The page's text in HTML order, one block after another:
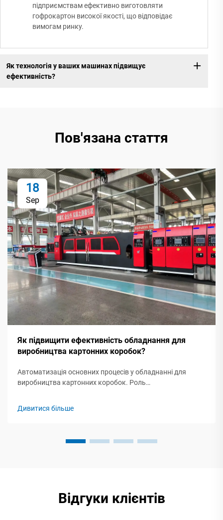
підприємствам ефективно виготовляти
гофрокартон високої якості, що відповідає
вимогам ринку.
Як технологія у ваших машинах підвищує
ефективність?
Пов'язана стаття
18
Sep
Як підвищити ефективність обладнання для
виробництва картонних коробок?
Автоматизація основних процесів у обладнанні для
виробництва картонних коробок. Роль
ефективного виробництва картонних коробок становить
Дивитися більше
Відгуки клієнтів